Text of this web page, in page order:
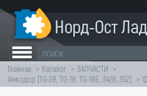
Главная Каталог
ЗАПЧАСТИ
Амкодор (ТО-28, ТО-18, ТО-18Б, 342В, 352)